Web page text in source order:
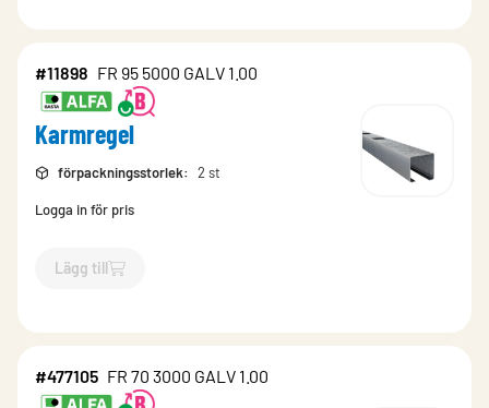
#11898 FR 95 5000 GALV 1.00
Karmregel
förpackningsstorlek: 2 st
Logga in för pris
Lägg till
`$Lägg till
#477105 FR 70 3000 GALV 1.00